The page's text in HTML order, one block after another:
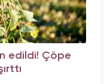
edildi! Çöpe